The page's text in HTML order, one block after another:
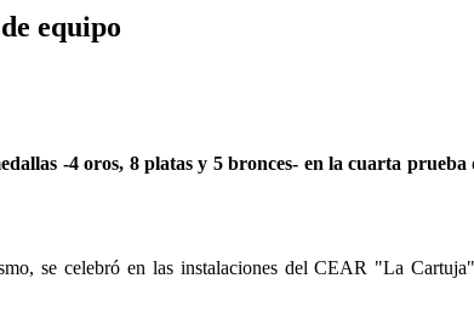
equipo
-4 oros, 8 platas y 5 bronces- en la cuarta
se celebró en las instalaciones del CEAR "La